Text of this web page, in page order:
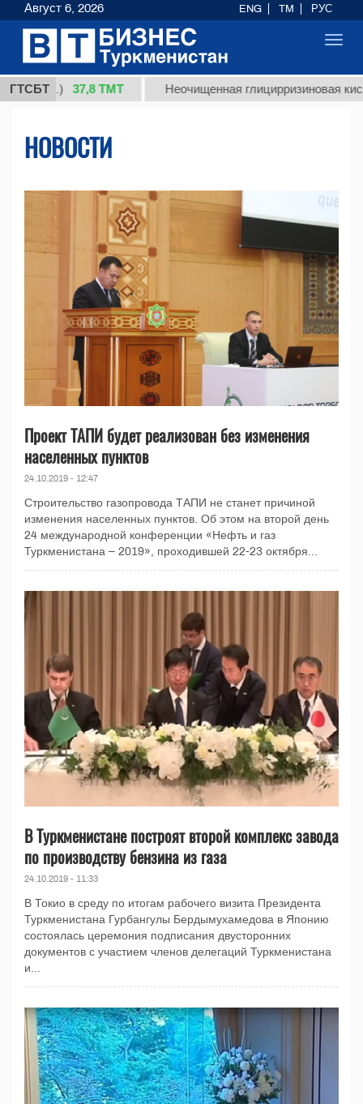
ГТСБТ
37,8 ТМТ Неочищенная глицирризиновая кислота
НОВОСТИ
Проект ТАПИ будет реализован без изменения
населенных пунктов
24.10.2019 - 12:47
Строительство газопровода ТАПИ не станет причиной
изменения населенных пунктов. Об этом на второй день
24 международной конференции «Нефть и газ
Туркменистана – 2019», проходившей 22-23 октября...
В Туркменистане построят второй комплекс завода
по производству бензина из газа
24.10.2019 - 11:33
В Токио в среду по итогам рабочего визита Президента
Туркменистана Гурбангулы Бердымухамедова в Японию
состоялась церемония подписания двусторонних
документов с участием членов делегаций Туркменистана
и...
Август 6, 2026 ENG TM РУС